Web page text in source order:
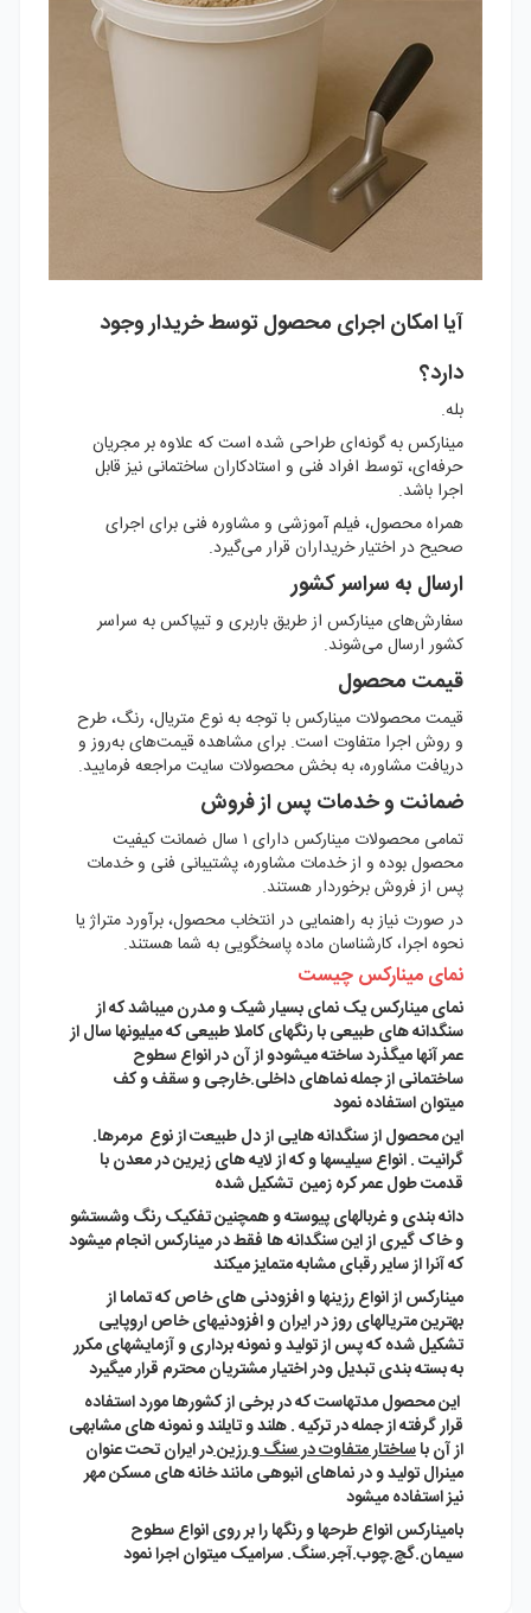
آیا امکان اجرای محصول توسط خریدار وجود
دارد؟
بله.
مینارکس به گونه‌ای طراحی شده است که علاوه بر مجریان
حرفه‌ای، توسط افراد فنی و استادکاران ساختمانی نیز قابل
اجرا باشد.
همراه محصول، فیلم آموزشی و مشاوره فنی برای اجرای
صحیح در اختیار خریداران قرار می‌گیرد.
ارسال به سراسر کشور
سفارش‌های مینارکس از طریق باربری و تیپاکس به سراسر
کشور ارسال می‌شوند.
قیمت محصول
قیمت محصولات مینارکس با توجه به نوع متریال، رنگ، طرح
و روش اجرا متفاوت است. برای مشاهده قیمت‌های به‌روز و
دریافت مشاوره، به بخش محصولات سایت مراجعه فرمایید.
ضمانت و خدمات پس از فروش
تمامی محصولات مینارکس دارای ۱ سال ضمانت کیفیت
محصول بوده و از خدمات مشاوره، پشتیبانی فنی و خدمات
پس از فروش برخوردار هستند.
در صورت نیاز به راهنمایی در انتخاب محصول، برآورد متراژ یا
نحوه اجرا، کارشناسان ماده پاسخگویی به شما هستند.
نمای مینارکس چیست
نمای مینارکس یک نمای بسیار شیک و مدرن میباشد که از
سنگدانه های طبیعی با رنگهای کاملا طبیعی که میلیونها سال از
عمر آنها میگذرد ساخته میشودو از آن در انواع سطوح
ساختمانی از جمله نماهای داخلی.خارجی و سقف و کف
میتوان استفاده نمود
این محصول از سنگدانه هایی از دل طبیعت از نوع مرمرها.
گرانیت . انواع سیلیسها و که از لایه های زیرین در معدن با
قدمت طول عمر کره زمین تشکیل شده
دانه بندی و غربالهای پیوسته و همچنین تفکیک رنگ وشستشو
و خاک گیری از این سنگدانه ها فقط در مینارکس انجام میشود
که آنرا از سایر رقبای مشابه متمایز میکند
مینارکس از انواع رزینها و افزودنی های خاص که تماما از
بهترین متریالهای روز در ایران و افزودنیهای خاص اروپایی
تشکیل شده که پس از تولید و نمونه برداری و آزمایشهای مکرر
به بسته بندی تبدیل ودر اختیار مشتریان محترم قرار میگیرد
این محصول مدتهاست که در برخی از کشورها مورد استفاده
قرار گرفته از جمله در ترکیه . هلند و تایلند و نمونه های مشابهی
از آن باساختار متفاوت در سنگ و رزیندر ایران تحت عنوان
مینرال تولید و در نماهای انبوهی مانند خانه های مسکن مهر
نیز استفاده میشود
بامینارکس انواع طرحها و رنگها را بر روی انواع سطوح
سیمان.گچ.چوب.آجر.سنگ. سرامیک میتوان اجرا نمود